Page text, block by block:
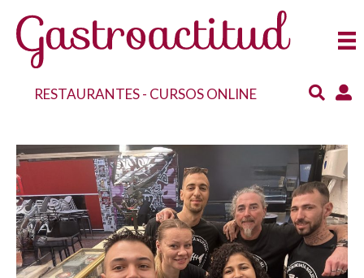
RESTAURANTES- CURSOS ONLINE